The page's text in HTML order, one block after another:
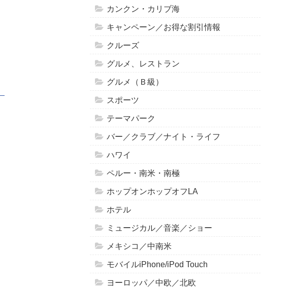
カンクン・カリブ海
キャンペーン／お得な割引情報
クルーズ
グルメ、レストラン
グルメ（Ｂ級）
スポーツ
テーマパーク
バー／クラブ／ナイト・ライフ
ハワイ
ペルー・南米・南極
ホップオンホップオフLA
ホテル
ミュージカル／音楽／ショー
メキシコ／中南米
モバイルiPhone/iPod Touch
ヨーロッパ／中欧／北欧